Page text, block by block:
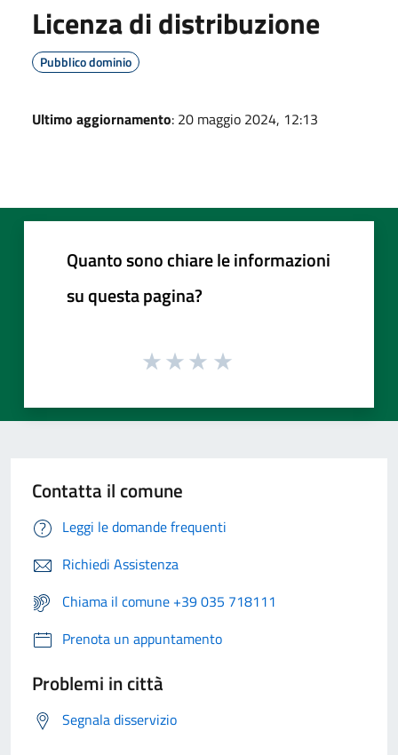
Licenza di distribuzione
Pubblico dominio
Ultimo aggiornamento: 20 maggio 2024, 12:13
Quanto sono chiare le informazioni
su questa pagina?
Contatta il comune
Leggi le domande frequenti
Richiedi Assistenza
Chiama il comune +39 035 718111
Prenota un appuntamento
Problemi in città
Segnala disservizio